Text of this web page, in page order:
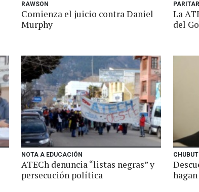
RAWSON
Comienza el juicio contra Daniel
Murphy
La
del
NOTA A EDUCACIÓN
ATECh denuncia “listas negras” y
persecución política
CHUBUT